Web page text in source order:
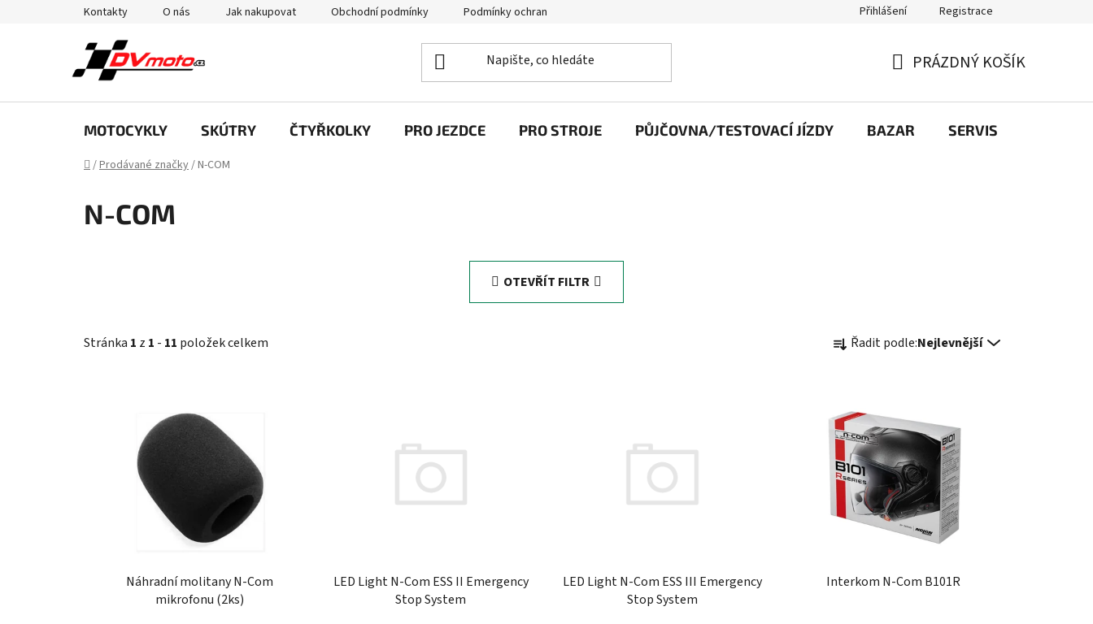
Kontakty O nás Jak nakupovat Obchodní podmínky Podmínky ochrany osobních údajů Přihlášení Registrace
KOŠÍK
PRÁZDNÝ KOŠÍK
MOTOCYKLY SKÚTRY ČTYŘKOLKY PRO JEZDCE PRO STROJE PŮJČOVNA/TESTOVACÍ JÍZDY BAZAR SERVIS
Domů
/Prodávané značky/N-COM
N-COM
OTEVŘÍT FILTR
Stránka 1 z 1 - 11 položek celkem
a
n
í
p
r
o
d
t
Řadit podle:Nejlevnější
Náhradní molitany N-Com
mikrofonu (2ks)
LED Light N-Com ESS II Emergency
Stop System
LED Light N-Com ESS III Emergency
Stop System
Interkom N-Com B101R